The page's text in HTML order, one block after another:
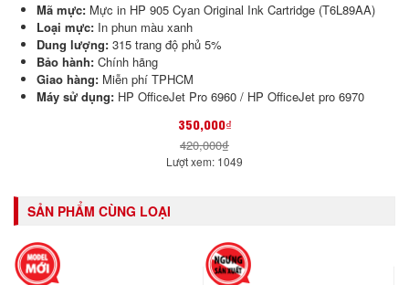
Mã mực: Mực in HP 905 Cyan Original Ink Cartridge (T6L89AA)
Loại mực: In phun màu xanh
Dung lượng: 315 trang độ phủ 5%
Bảo hành: Chính hãng
Giao hàng: Miễn phí TPHCM
Máy sử dụng: HP OfficeJet Pro 6960 / HP OfficeJet pro 6970
350,000₫
420,000₫
Lượt xem: 1049
SẢN PHẨM CÙNG LOẠI